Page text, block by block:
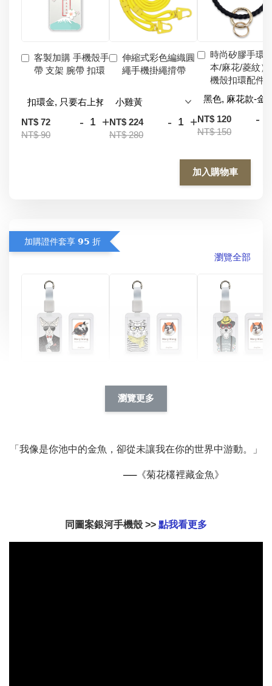
客製加購 手機殼手
帶 支架 腕帶 扣環
NT$ 72
NT$ 90
- +
伸縮式彩色編織圓
繩手機掛繩揹帶
NT$ 224
NT$ 280
- +
時尚矽膠手環
本/麻花/菱紋）
機殼扣環配件
NT$ 120
NT$ 150
-
加入購物車
加購證件套享 𝟵𝟱 折
瀏覽全部
NT$ 214
- +
件套(附伸縮卡扣)
CSAA05
NT$ 214
- +NT$ 214
-
瀏覽更多
「我像是你池中的金魚，卻從未讓我在你的世界中游動。」
──《菊花欉裡藏金魚》
同圖案銀河手機殼 >> 點我看更多